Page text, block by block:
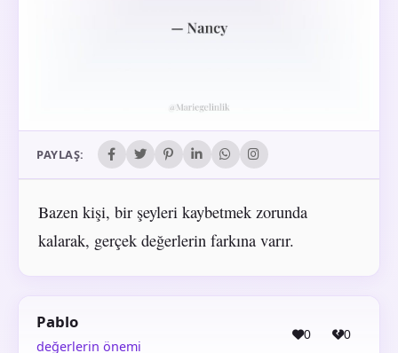
PAYLAŞ:
Bazen kişi, bir şeyleri kaybetmek zorunda
kalarak, gerçek değerlerin farkına varır.
Pablo
değerlerin önemi
0 0